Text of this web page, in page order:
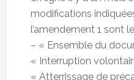
modifications
l’amendement 1 sont
– « Ensemble du
« Interruption
« Atterrissage de